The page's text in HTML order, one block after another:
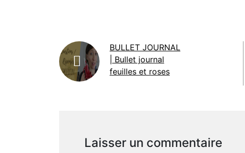
BULLET JOURNAL
| Bullet journal
feuilles et roses
Laisser un commentaire